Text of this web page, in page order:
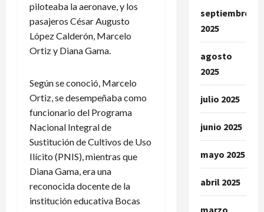
piloteaba la aeronave, y los
pasajeros César Augusto
López Calderón, Marcelo
Ortiz y Diana Gama.
Según se conoció, Marcelo
Ortiz, se desempeñaba como
funcionario del Programa
Nacional Integral de
Sustitución de Cultivos de Uso
Ilícito (PNIS), mientras que
Diana Gama, era una
reconocida docente de la
institución educativa Bocas
septiembre
2025
agosto
2025
julio 2025
junio 2025
mayo 2025
abril 2025
marzo